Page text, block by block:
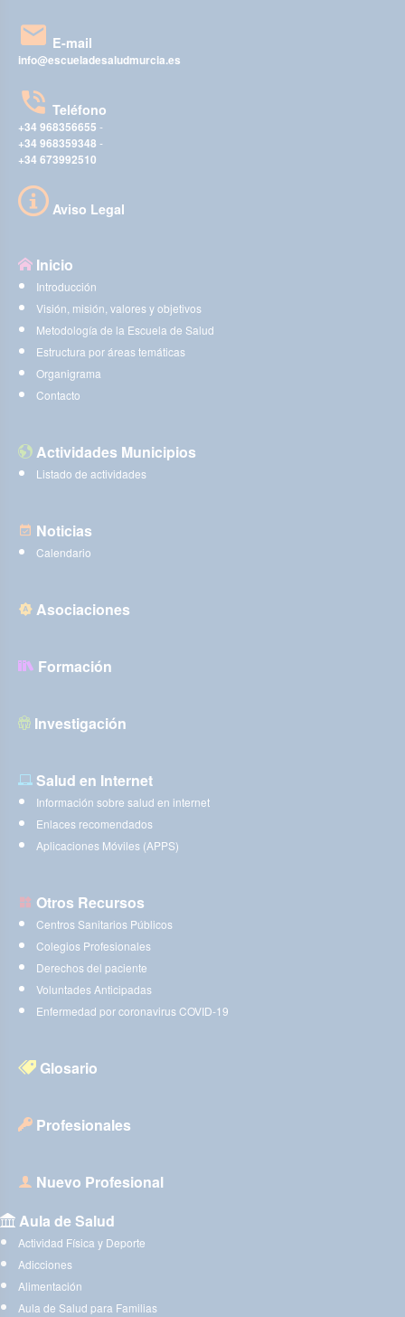
E-mail
info@escueladesaludmurcia.es
Teléfono
+34 968356655 -
+34 968359348 -
+34 673992510
Aviso Legal
Inicio
Introducción
Visión, misión, valores y objetivos
Metodología de la Escuela de Salud
Estructura por áreas temáticas
Organigrama
Contacto
Actividades Municipios
Listado de actividades
Noticias
Calendario
Asociaciones
Formación
Investigación
Salud en Internet
Información sobre salud en internet
Enlaces recomendados
Aplicaciones Móviles (APPS)
Otros Recursos
Centros Sanitarios Públicos
Colegios Profesionales
Derechos del paciente
Voluntades Anticipadas
Enfermedad por coronavirus COVID-19
Glosario
Profesionales
Nuevo Profesional
Aula de Salud
Actividad Física y Deporte
Adicciones
Alimentación
Aula de Salud para Familias